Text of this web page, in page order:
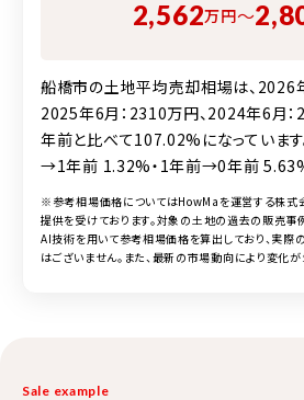
2,562万円〜
船橋市の土地平均売却相場は、2026
2025年6月：2310万円、2024年6月：
年前と比べて107.02%になっています
→1年前 1.32%・1年前→0年前 5.63%
※参考相場価格についてはHowMaを運営する株式
提供を受けております。対象の土地の過去の販売事
AI技術を用いて参考相場価格を算出しており、実際
はございません。また、最新の市場動向により変化が
Sale example